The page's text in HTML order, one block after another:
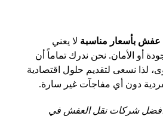
عفش بأسعار مناسبة لا يعني
أو الأمان. نحن ندرك تماماً أن
لذا نسعى لتقديم حلول اقتصادية
دون أي مفاجآت غير سارة.
شركات نقل العفش في